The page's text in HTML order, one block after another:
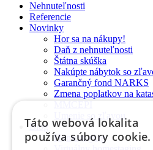
Nehnuteľnosti
Referencie
Novinky
Hor sa na nákupy!
Daň z nehnuteľnosti
Štátna skúška
Nakúpte nábytok so
Garančný fond NARKS
Zmena poplatkov na
Blog
Homestaging
Táto webová lokalita
používa súbory cookie.